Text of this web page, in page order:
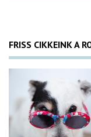
FRISS CIKKEINK A